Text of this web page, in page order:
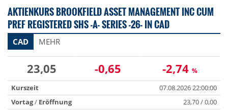
AKTIENKURS BROOKFIELD ASSET MANAGEMENT INC CUM
PREF REGISTERED SHS -A- SERIES -26- IN CAD
CAD MEHR
23,05 -0,65 -2,74 %
Kurszeit
07.08.2026 22:00:00
Vortag/ Eröffnung
23,70 / 0,00